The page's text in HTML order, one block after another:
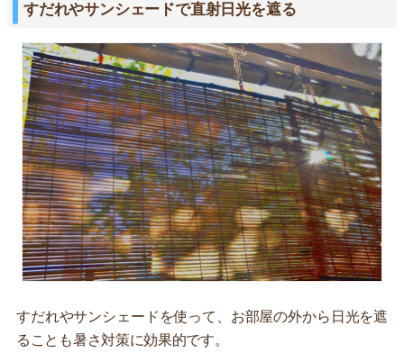
すだれやサンシェードで直射日光を遮る
すだれやサンシェードを使って、お部屋の外から日光を遮
ることも暑さ対策に効果的です。